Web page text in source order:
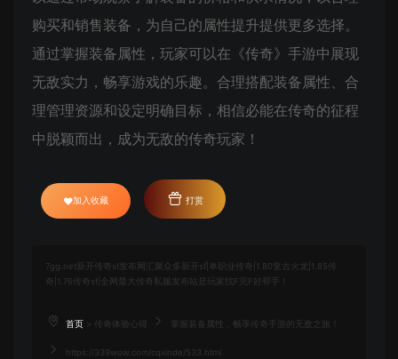
购买和销售装备，为自己的属性提升提供更多选择。
通过掌握装备属性，玩家可以在《传奇》手游中展现
无敌实力，畅享游戏的乐趣。合理搭配装备属性、合
理管理资源和设定明确目标，相信必能在传奇的征程
中脱颖而出，成为无敌的传奇玩家！
加入收藏 打赏
7gg.net新开传奇sf发布网汇聚众多新开sf|单职业传奇|1.80复古火龙|1.85传
奇|1.76传奇sf|全网最大传奇私服发布站是玩家找F完F好帮手！
首页 > 传奇体验心得 掌握装备属性，畅享传奇手游的无敌之旅！
https://339wow.com/cqxinde/533.html